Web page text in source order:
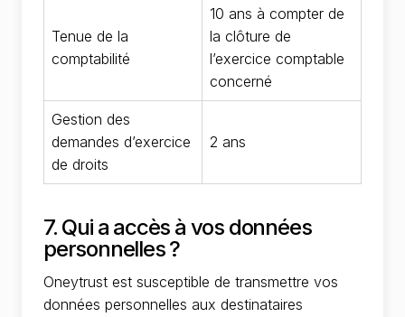
Tenue de la
comptabilité
10 ans à compter de
la clôture de
l’exercice comptable
concerné
Gestion des
demandes d’exercice
de droits
2 ans
7. Qui a accès à vos données
personnelles ?
Oneytrust est susceptible de transmettre vos
données personnelles aux destinataires